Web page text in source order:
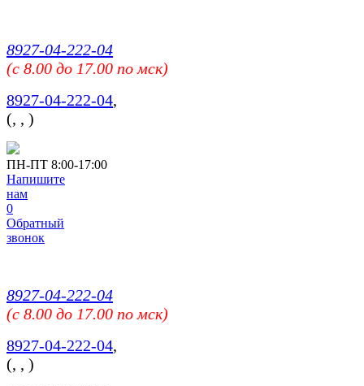
8927-04-222-04
(c 8.00 до 17.00 по мск)
8927-04-222-04,
(, , )
ПН-ПТ 8:00-17:00
Напишите
нам
0
Обратный
звонок
8927-04-222-04
(c 8.00 до 17.00 по мск)
8927-04-222-04,
(, , )